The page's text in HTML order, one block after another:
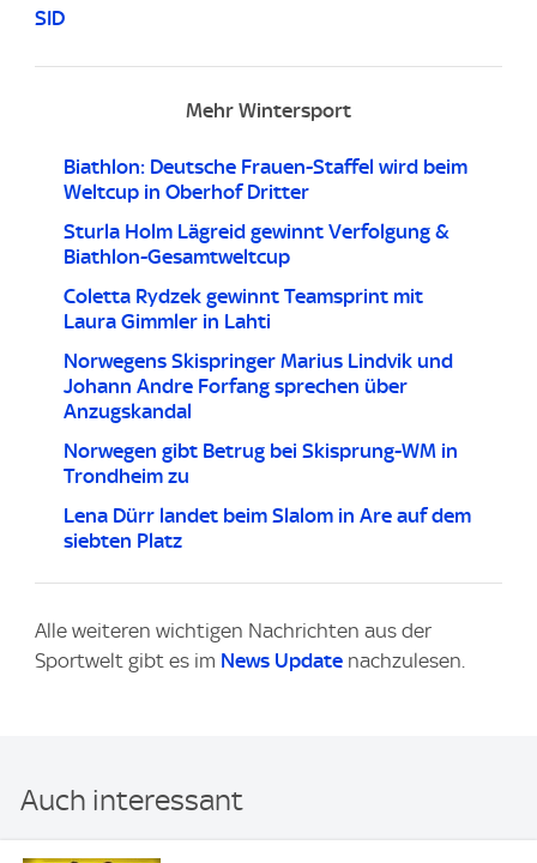
SID
Mehr Wintersport
Biathlon: Deutsche Frauen-Staffel wird beim
Weltcup in Oberhof Dritter
Sturla Holm Lägreid gewinnt Verfolgung &
Biathlon-Gesamtweltcup
Coletta Rydzek gewinnt Teamsprint mit
Laura Gimmler in Lahti
Norwegens Skispringer Marius Lindvik und
Johann Andre Forfang sprechen über
Anzugskandal
Norwegen gibt Betrug bei Skisprung-WM in
Trondheim zu
Lena Dürr landet beim Slalom in Are auf dem
siebten Platz
Alle weiteren wichtigen Nachrichten aus der
Sportwelt gibt es im News Update nachzulesen.
Auch interessant